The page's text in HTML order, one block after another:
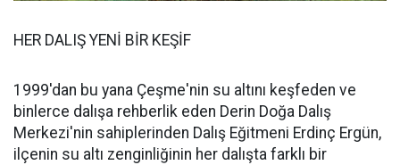
HER DALIŞ YENİ BİR KEŞİF
1999'dan bu yana Çeşme'nin su altını keşfeden ve
binlerce dalışa rehberlik eden Derin Doğa Dalış
Merkezi'nin sahiplerinden Dalış Eğitmeni Erdinç Ergün,
ilçenin su altı zenginliğinin her dalışta farklı bir